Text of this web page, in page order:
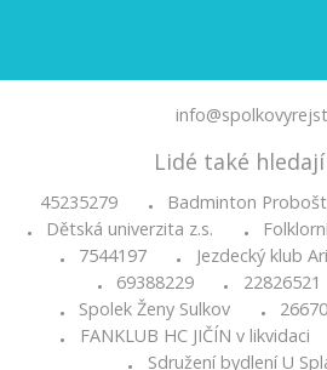
Lidé také
45235279 • Badminton
•
Dětská univerzita z.s. •
•
7544197 • Jezdecký klub
•
69388229 • 22826521
•
Spolek Ženy Sulkov •
•
FANKLUB HC JIČÍN v likvidaci
Sdružení bydlení U